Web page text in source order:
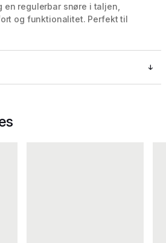
en regulerbar snøre i taljen,
og funktionalitet. Perfekt til